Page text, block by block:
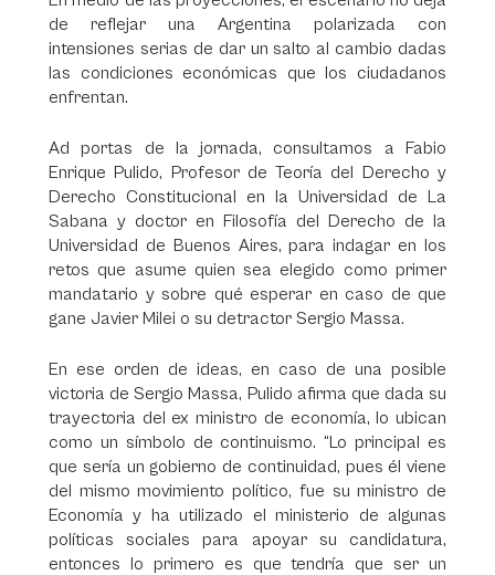
de reflejar una Argentina polarizada con
intensiones serias de dar un salto al cambio dadas
las condiciones económicas que los ciudadanos
enfrentan.
Ad portas de la jornada, consultamos a Fabio
Enrique Pulido, Profesor de Teoría del Derecho y
Derecho Constitucional en la Universidad de La
Sabana y doctor en Filosofía del Derecho de la
Universidad de Buenos Aires, para indagar en los
retos que asume quien sea elegido como primer
mandatario y sobre qué esperar en caso de que
gane Javier Milei o su detractor Sergio Massa.
En ese orden de ideas, en caso de una posible
victoria de Sergio Massa, Pulido afirma que dada su
trayectoria del ex ministro de economía, lo ubican
como un símbolo de continuismo. “Lo principal es
que sería un gobierno de continuidad, pues él viene
del mismo movimiento político, fue su ministro de
Economía y ha utilizado el ministerio de algunas
políticas sociales para apoyar su candidatura,
entonces lo primero es que tendría que ser un